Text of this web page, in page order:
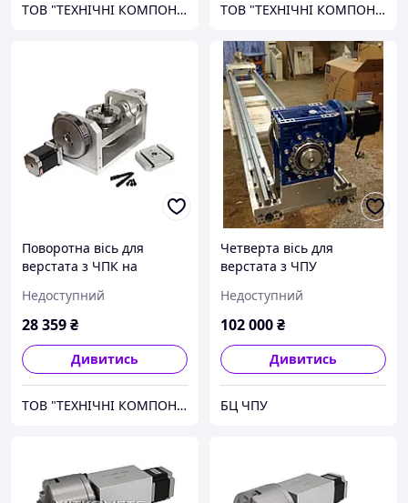
ТОВ "ТЕХНІЧНІ КОМПОНЕНТИ" ТОВ "ТЕХНІЧНІ КОМПОНЕНТИ"
Поворотна вісь для
верстата з ЧПК на
патрон К11 100 мм,
редукція 4-тая 8:1, 5-та
Недоступний
28 359₴
Дивитись
ТОВ "ТЕХНІЧНІ КОМПОНЕНТИ"
Четверта вісь для
верстата з ЧПУ
Недоступний
102 000₴
Дивитись
БЦ ЧПУ